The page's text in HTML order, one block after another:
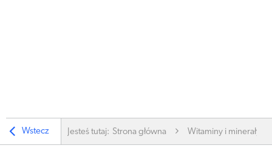
Wstecz Jesteś tutaj: Strona główna Witaminy i minerały